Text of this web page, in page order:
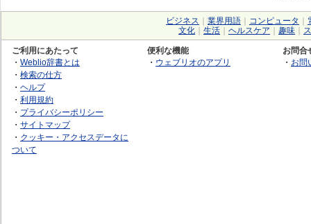
ビジネス 業界用語 コンピュータ
文化
生活 ヘルスケア 趣味
ご利用にあたって
・ Weblio辞書とは
・ 検索の仕方
・ ヘルプ
・ 利用規約
・ プライバシーポリシー
・ サイトマップ
・ クッキー・アクセスデータに
ついて
便利な機能
・ ウェブリオのアプリ
お問合
・ お問